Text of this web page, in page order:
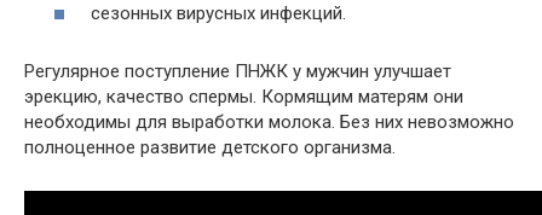
сезонных вирусных инфекций.
Регулярное поступление ПНЖК у мужчин улучшает
эрекцию, качество спермы. Кормящим матерям они
необходимы для выработки молока. Без них невозможно
полноценное развитие детского организма.